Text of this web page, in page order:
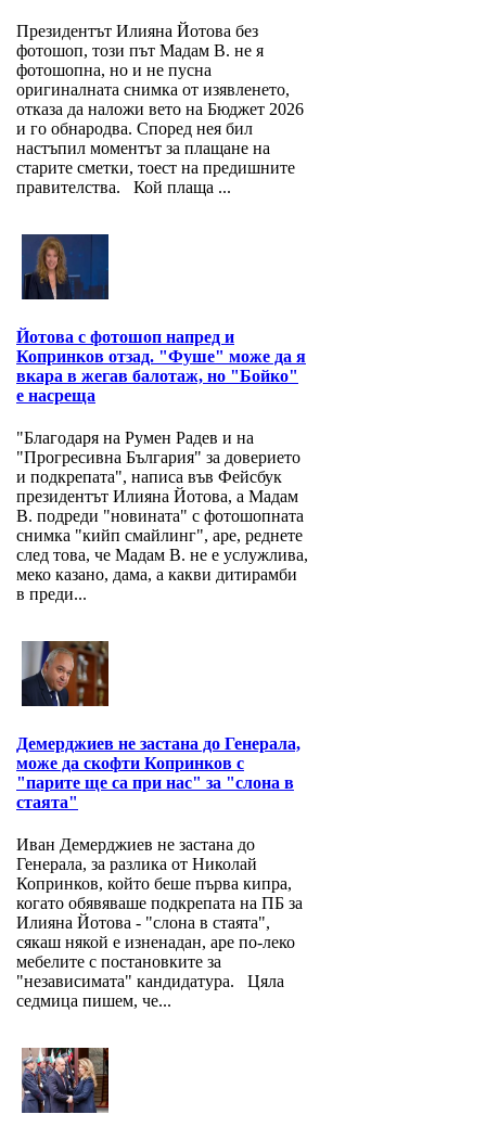
Президентът Илияна Йотова без
фотошоп, този път Мадам В. не я
фотошопна, но и не пусна
оригиналната снимка от изявленето,
отказа да наложи вето на Бюджет 2026
и го обнародва. Според нея бил
настъпил моментът за плащане на
старите сметки, тоест на предишните
правителства. Кой плаща ...
Йотова с фотошоп напред и
Копринков отзад. "Фуше" може да я
вкара в жегав балотаж, но "Бойко"
е насреща
"Благодаря на Румен Радев и на
"Прогресивна България" за доверието
и подкрепата", написа във Фейсбук
президентът Илияна Йотова, а Мадам
В. подреди "новината" с фотошопната
снимка "кийп смайлинг", аре, реднете
след това, че Мадам В. не е услужлива,
меко казано, дама, а какви дитирамби
в преди...
Демерджиев не застана до Генерала,
може да скофти Копринков с
"парите ще са при нас" за "слона в
стаята"
Иван Демерджиев не застана до
Генерала, за разлика от Николай
Копринков, който беше първа кипра,
когато обявяваше подкрепата на ПБ за
Илияна Йотова - "слона в стаята",
сякаш някой е изненадан, аре по-леко
мебелите с постановките за
"независимата" кандидатура. Цяла
седмица пишем, че...